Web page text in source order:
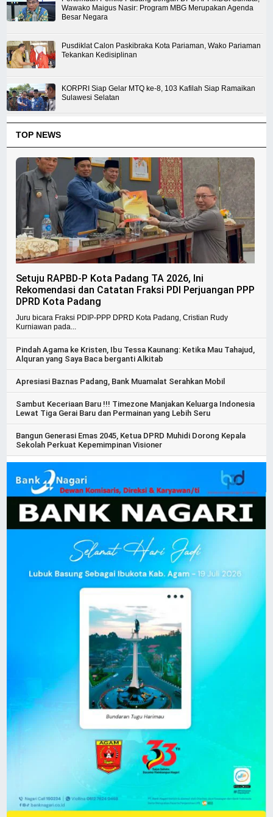
Wawako Maigus Nasir: Program MBG Merupakan Agenda
Besar Negara
Pusdiklat Calon Paskibraka Kota Pariaman, Wako Pariaman
Tekankan Kedisiplinan
KORPRI Siap Gelar MTQ ke-8, 103 Kafilah Siap Ramaikan
Sulawesi Selatan
TOP NEWS
Setuju RAPBD-P Kota Padang TA 2026, Ini
Rekomendasi dan Catatan Fraksi PDI Perjuangan PPP
DPRD Kota Padang
Juru bicara Fraksi PDIP-PPP DPRD Kota Padang, Cristian Rudy
Kurniawan pada...
Pindah Agama ke Kristen, Ibu Tessa Kaunang: Ketika Mau Tahajud,
Alquran yang Saya Baca berganti Alkitab
Apresiasi Baznas Padang, Bank Muamalat Serahkan Mobil
Sambut Keceriaan Baru !!! Timezone Manjakan Keluarga Indonesia
Lewat Tiga Gerai Baru dan Permainan yang Lebih Seru
Bangun Generasi Emas 2045, Ketua DPRD Muhidi Dorong Kepala
Sekolah Perkuat Kepemimpinan Visioner